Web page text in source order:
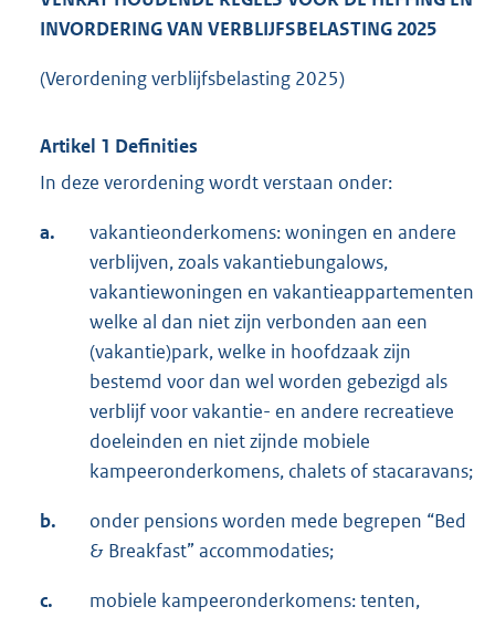
INVORDERING VAN VERBLIJFSBELASTING 2025
(Verordening verblijfsbelasting 2025)
Artikel 1 Definities
In deze verordening wordt verstaan onder:
a.
vakantieonderkomens: woningen en andere
verblijven, zoals vakantiebungalows,
vakantiewoningen en vakantieappartementen
welke al dan niet zijn verbonden aan een
(vakantie)park, welke in hoofdzaak zijn
bestemd voor dan wel worden gebezigd als
verblijf voor vakantie- en andere recreatieve
doeleinden en niet zijnde mobiele
kampeeronderkomens, chalets of stacaravans;
b.
onder pensions worden mede begrepen “Bed
& Breakfast” accommodaties;
c.
mobiele kampeeronderkomens: tenten,